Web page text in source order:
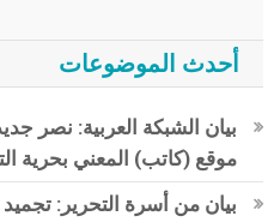
أحدث الموضوعات
بيان الشبكة العربية: نصر
موقع (كاتب) المعني بحرية
بيان من أسرة التحرير: